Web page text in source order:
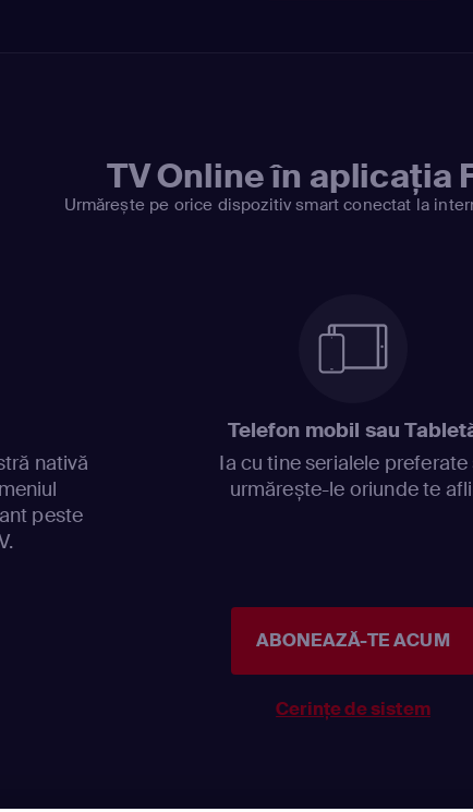
TV Online în aplicația
Urmărește pe orice dispozitiv smart conectat la
nativă
peste
Telefon mobil sau
Ia cu tine serialele preferate
urmărește-le oriunde te
ABONEAZĂ-TE ACUM
Cerințe de sistem